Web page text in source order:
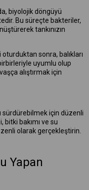
biyolojik döngüyü
Bu süreçte bakteriler,
tankınızın
oturduktan sonra, balıkları
uyumlu olup
alıştırmak için
sürdürebilmek için düzenli
bitki bakımı ve su
olarak gerçekleştirin.
Yapan